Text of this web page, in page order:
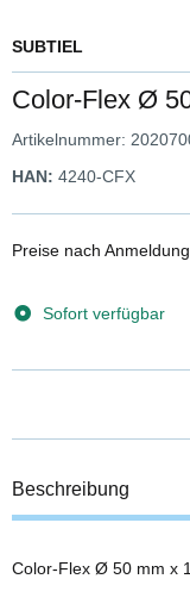
SUBTIEL
Color-Flex Ø
Artikelnummer:
HAN: 4240-CFX
Preise nach
Sofort verfügbar
Beschreibung
Color-Flex Ø 50 mm x